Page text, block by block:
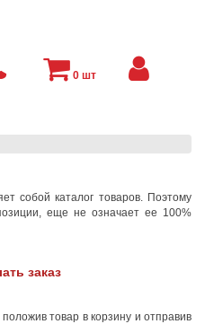
собой каталог товаров. Поэтому
еще не означает ее 100%
заказ
товар в корзину и отправив
0 шт